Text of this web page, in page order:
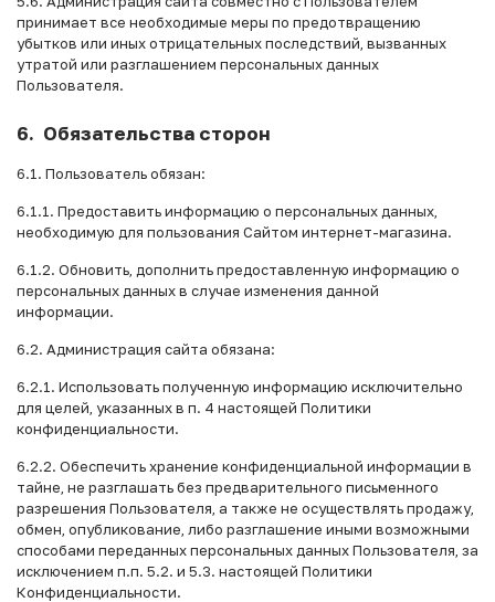
принимает все необходимые меры по предотвращению
убытков или иных отрицательных последствий, вызванных
утратой или разглашением персональных данных
Пользователя.
6. Обязательства сторон
6.1. Пользователь обязан:
6.1.1. Предоставить информацию о персональных данных,
необходимую для пользования Сайтом интернет-магазина.
6.1.2. Обновить, дополнить предоставленную информацию о
персональных данных в случае изменения данной
информации.
6.2. Администрация сайта обязана:
6.2.1. Использовать полученную информацию исключительно
для целей, указанных в п. 4 настоящей Политики
конфиденциальности.
6.2.2. Обеспечить хранение конфиденциальной информации в
тайне, не разглашать без предварительного письменного
разрешения Пользователя, а также не осуществлять продажу,
обмен, опубликование, либо разглашение иными возможными
способами переданных персональных данных Пользователя, за
исключением п.п. 5.2. и 5.3. настоящей Политики
Конфиденциальности.